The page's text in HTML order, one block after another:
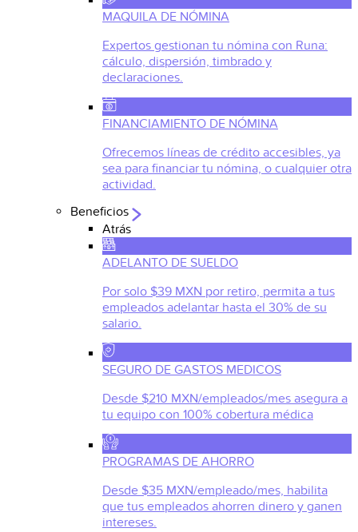
MAQUILA DE NÓMINA
Expertos gestionan tu nómina con Runa:
cálculo, dispersión, timbrado y
declaraciones.
FINANCIAMIENTO DE NÓMINA
Ofrecemos líneas de crédito accesibles, ya
sea para financiar tu nómina, o cualquier otra
actividad.
Beneficios
Atrás
ADELANTO DE SUELDO
Por solo $39 MXN por retiro, permita a tus
empleados adelantar hasta el 30% de su
salario.
SEGURO DE GASTOS MEDICOS
Desde $210 MXN/empleados/mes asegura a
tu equipo con 100% cobertura médica
PROGRAMAS DE AHORRO
Desde $35 MXN/empleado/mes, habilita
que tus empleados ahorren dinero y ganen
intereses.